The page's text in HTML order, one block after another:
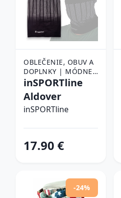
OBLEČENIE, OBUV A
DOPLNKY | MÓDNE
DOPLNKY | ŠATKY,
ŠATKY
inSPORTline
Aldover
inSPORTline
17.90 €
-24%